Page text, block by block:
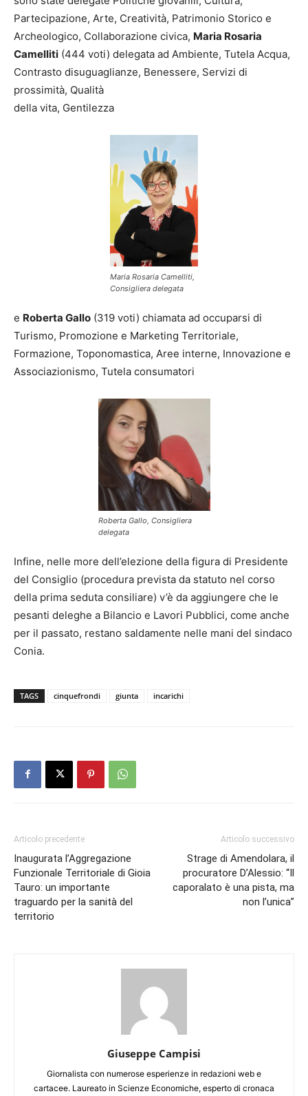
Partecipazione, Arte, Creatività, Patrimonio Storico e
Archeologico, Collaborazione civica, Maria Rosaria
Camelliti (444 voti) delegata ad Ambiente, Tutela Acqua,
Contrasto disuguaglianze, Benessere, Servizi di
prossimità, Qualità
della vita, Gentilezza
Maria Rosaria Camelliti,
Consigliera delegata
e Roberta Gallo (319 voti) chiamata ad occuparsi di
Turismo, Promozione e Marketing Territoriale,
Formazione, Toponomastica, Aree interne, Innovazione e
Associazionismo, Tutela consumatori
Roberta Gallo, Consigliera
delegata
Infine, nelle more dell’elezione della figura di Presidente
del Consiglio (procedura prevista da statuto nel corso
della prima seduta consiliare) v’è da aggiungere che le
pesanti deleghe a Bilancio e Lavori Pubblici, come anche
per il passato, restano saldamente nelle mani del sindaco
Conia.
TAGS cinquefrondi giunta incarichi
Articolo precedente
Inaugurata l’Aggregazione
Funzionale Territoriale di Gioia
Tauro: un importante
traguardo per la sanità del
territorio
Articolo successivo
Strage di Amendolara, il
procuratore D’Alessio: “Il
caporalato è una pista, ma
non l’unica”
Giuseppe Campisi
Giornalista con numerose esperienze in redazioni web e
cartacee. Laureato in Scienze Economiche, esperto di cronaca